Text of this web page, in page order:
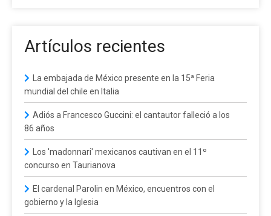
Artículos recientes
La embajada de México presente en la 15ª Feria
mundial del chile en Italia
Adiós a Francesco Guccini: el cantautor falleció a los
86 años
Los 'madonnari' mexicanos cautivan en el 11º
concurso en Taurianova
El cardenal Parolin en México, encuentros con el
gobierno y la Iglesia